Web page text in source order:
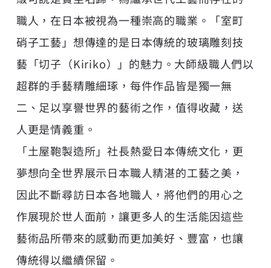
職人，在日本被視為一種崇高的職業。「室町
硝子工藝」想傳達的是日本傳統的玻璃雕刻技
藝「切子（Kiriko）」的魅力。大師級職人們以
超群的手藝精雕細琢，每件作品皆是獨一無
二、足以享譽世界的藝術之作，值得收藏，送
人更是情義重。
「土屋鞄製造所」社長熱愛日本傳統文化，更
夢想向全世界展示日本職人精湛的工藝之美，
因此不斷尋訪日本各地職人，將他們的用心之
作展現於世人面前，讓更多人的生活能因這些
藝術品所帶來的感動而更加美好、豐富，也讓
傳統得以繼續保留。